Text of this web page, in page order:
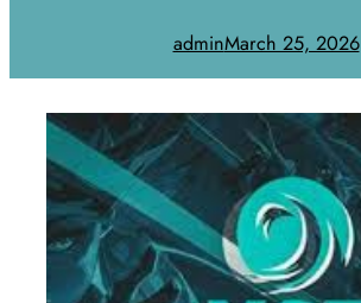
adminMarch 25, 2026